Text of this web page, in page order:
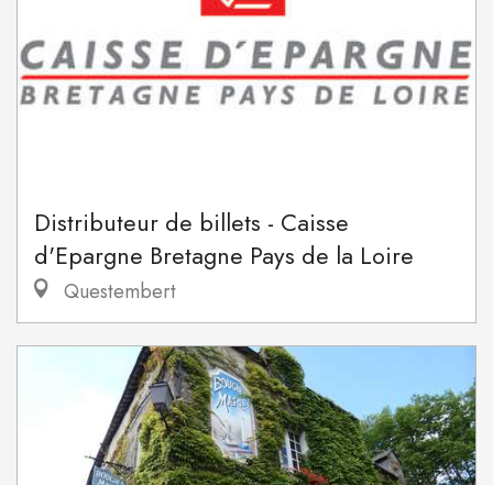
Distributeur de billets - Caisse
d'Epargne Bretagne Pays de la Loire
Questembert